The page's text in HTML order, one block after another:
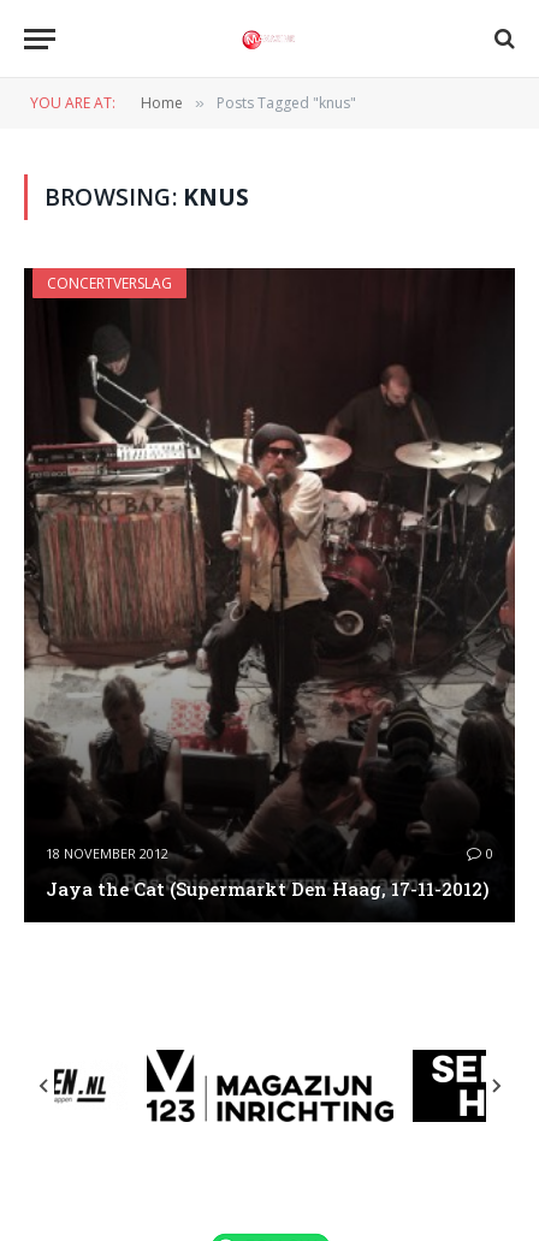
YOU ARE AT: Home » Posts Tagged "knus"
BROWSING: KNUS
CONCERTVERSLAG
18 NOVEMBER 2012 0
Jaya the Cat (Supermarkt Den Haag, 17-11-2012)